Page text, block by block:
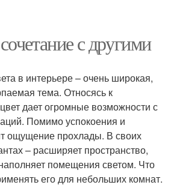
с другими
в интерьере – очень широкая,
тема. Относясь к
дает огромные возможности с
Помимо успокоения и
ощущение прохлады. В своих
– расширяет пространство,
помещения светом. Что
его для небольших комнат.